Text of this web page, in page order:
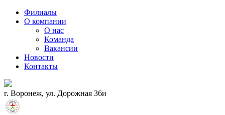
Филиалы
О компании
О нас
Команда
Вакансии
Новости
Контакты
г. Воронеж, ул. Дорожная 36и